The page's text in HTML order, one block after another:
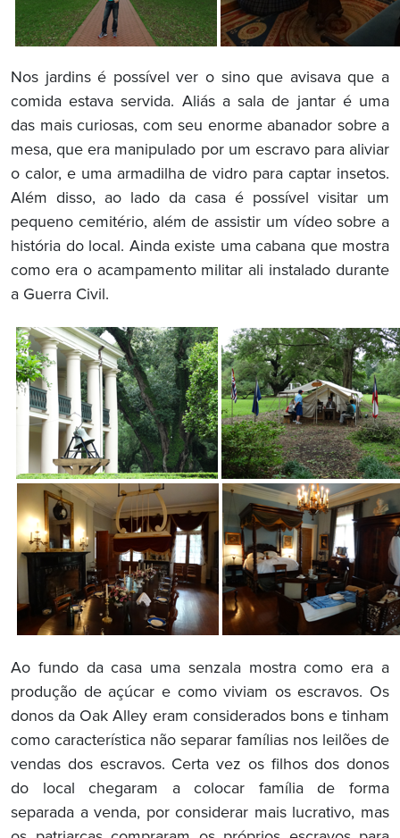
Nos jardins é possível ver o sino que avisava que a
comida estava servida. Aliás a sala de jantar é uma
das mais curiosas, com seu enorme abanador sobre a
mesa, que era manipulado por um escravo para aliviar
o calor, e uma armadilha de vidro para captar insetos.
Além disso, ao lado da casa é possível visitar um
pequeno cemitério, além de assistir um vídeo sobre a
história do local. Ainda existe uma cabana que mostra
como era o acampamento militar ali instalado durante
a Guerra Civil.
Ao fundo da casa uma senzala mostra como era a
produção de açúcar e como viviam os escravos. Os
donos da Oak Alley eram considerados bons e tinham
como característica não separar famílias nos leilões de
vendas dos escravos. Certa vez os filhos dos donos
do local chegaram a colocar família de forma
separada a venda, por considerar mais lucrativo, mas